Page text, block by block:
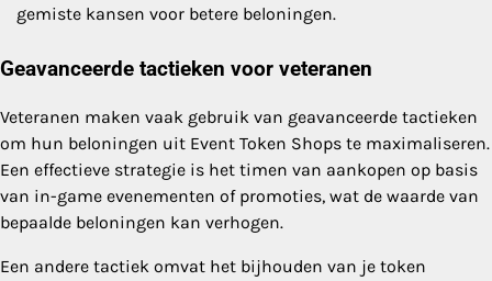
gemiste kansen voor betere beloningen.
Geavanceerde tactieken voor veteranen
Veteranen maken vaak gebruik van geavanceerde tactieken
om hun beloningen uit Event Token Shops te maximaliseren.
Een effectieve strategie is het timen van aankopen op basis
van in-game evenementen of promoties, wat de waarde van
bepaalde beloningen kan verhogen.
Een andere tactiek omvat het bijhouden van je token